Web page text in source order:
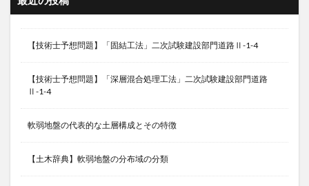
【技術士予想問題】「固結工法」二次試験建設部門道路Ⅱ-1-4
【技術士予想問題】「深層混合処理工法」二次試験建設部門道路
Ⅱ-1-4
軟弱地盤の代表的な土層構成とその特徴
【土木辞典】軟弱地盤の分布域の分類